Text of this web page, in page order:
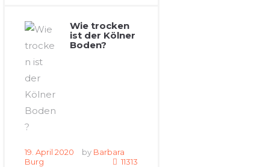
Wie trocken
ist der Kölner
Boden?
19. April 2020 by Barbara
Burg
11313